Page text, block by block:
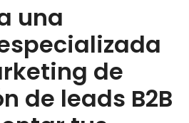
una
de
de leads B2B